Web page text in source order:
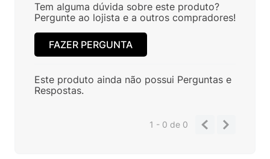
Tem alguma dúvida sobre este produto?
Pergunte ao lojista e a outros compradores!
FAZER PERGUNTA
Este produto ainda não possui Perguntas e
Respostas.
1 - 0de 0